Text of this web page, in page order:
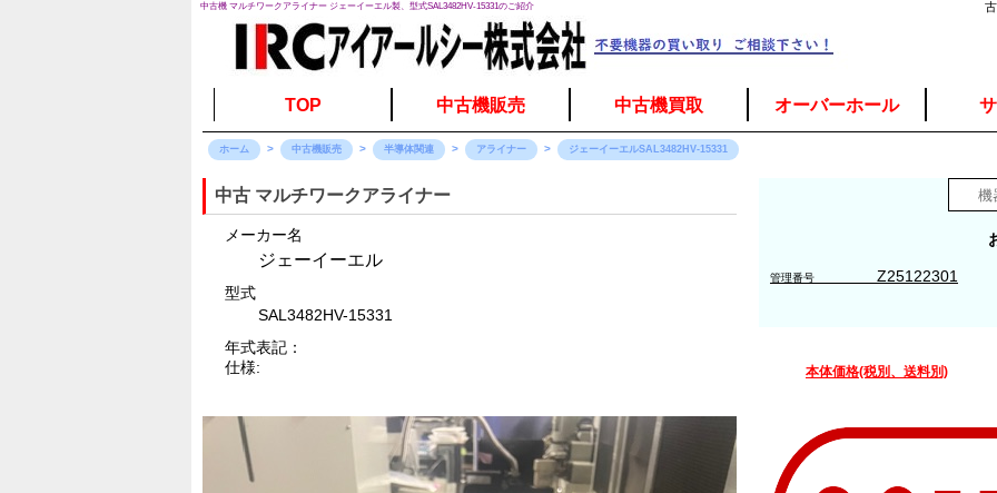
中古機 マルチワークアライナー ジェーイーエル製、型式SAL3482HV-15331のご紹介
TOP 中古機販売 中古機買取 オーバーホール
ホーム 中古機販売 半導体関連 アライナー ジェーイーエルSAL3482HV-15331
管理番号 Z25122301
中古 マルチワークアライナー
メーカー名
ジェーイーエル
型式
SAL3482HV-15331
年式表記：
仕様:
本体価格(税別、送料別)